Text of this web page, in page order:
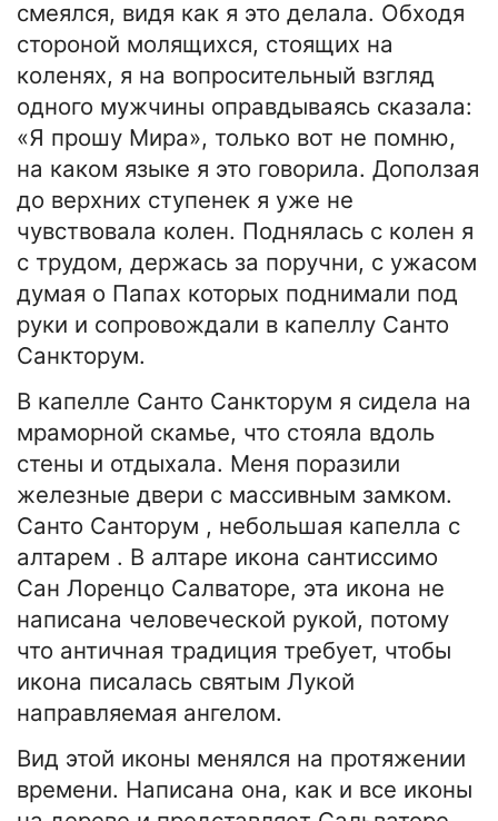
смеялся, видя как я это делала. Обходя
стороной молящихся, стоящих на
коленях, я на вопросительный взгляд
одного мужчины оправдываясь сказала:
«Я прошу Мира», только вот не помню,
на каком языке я это говорила. Доползая
до верхних ступенек я уже не
чувствовала колен. Поднялась с колен я
с трудом, держась за поручни, с ужасом
думая о Папах которых поднимали под
руки и сопровождали в капеллу Санто
Санкторум.
В капелле Санто Санкторум я сидела на
мраморной скамье, что стояла вдоль
стены и отдыхала. Меня поразили
железные двери с массивным замком.
Санто Санторум , небольшая капелла с
алтарем . В алтаре икона сантиссимо
Сан Лоренцо Салваторе, эта икона не
написана человеческой рукой, потому
что античная традиция требует, чтобы
икона писалась святым Лукой
направляемая ангелом.
Вид этой иконы менялся на протяжении
времени. Написана она, как и все иконы